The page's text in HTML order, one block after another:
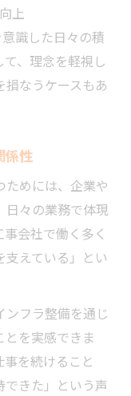
上
識した日々の積
、理念を軽視し
なうケースもあ
係性
めには、企業や
日々の業務で体現
会社で働く多く
えている」とい
フラ整備を通じ
を実感できま
を続けること
きた」という声